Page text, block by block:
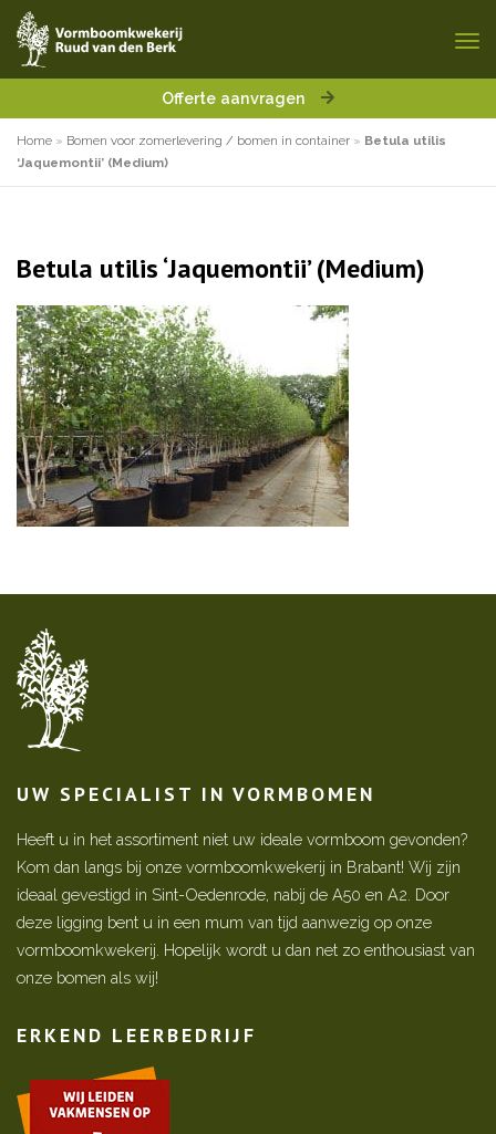
Offerte aanvragen
Home » Bomen voor zomerlevering / bomen in container » Betula utilis
‘Jaquemontii’ (Medium)
Betula utilis ‘Jaquemontii’ (Medium)
UW SPECIALIST IN VORMBOMEN
Heeft u in het assortiment niet uw ideale vormboom gevonden?
Kom dan langs bij onze vormboomkwekerij in Brabant! Wij zijn
ideaal gevestigd in Sint-Oedenrode, nabij de A50 en A2. Door
deze ligging bent u in een mum van tijd aanwezig op onze
vormboomkwekerij. Hopelijk wordt u dan net zo enthousiast van
onze bomen als wij!
ERKEND LEERBEDRIJF